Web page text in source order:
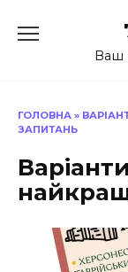
до
Ваш
ГОЛОВНА »
ЗАПИТАНЬ